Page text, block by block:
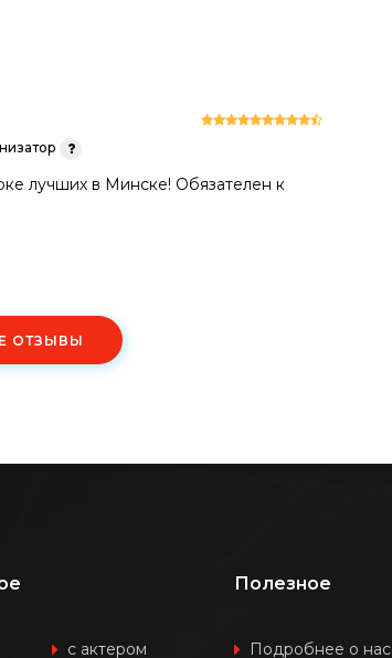
лучших в Минске! Обязателен к
ОТЗЫВЫ
с актером
Полезное
Подробнее о нас